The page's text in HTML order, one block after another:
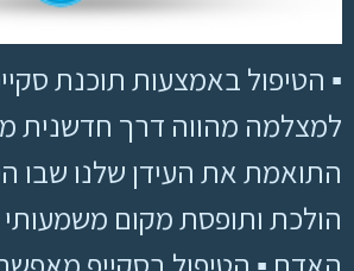
▪ הטיפול באמצעות תוכנת
למצלמה מהווה דרך חדשנית
התואמת את העידן שלנו שבו
הולכת ותופסת מקום